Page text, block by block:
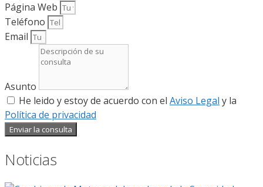
Página Web
Teléfono
Email
Asunto
He leido y estoy de acuerdo con el Aviso Legal y la
Política de privacidad
Enviar la consulta
Noticias